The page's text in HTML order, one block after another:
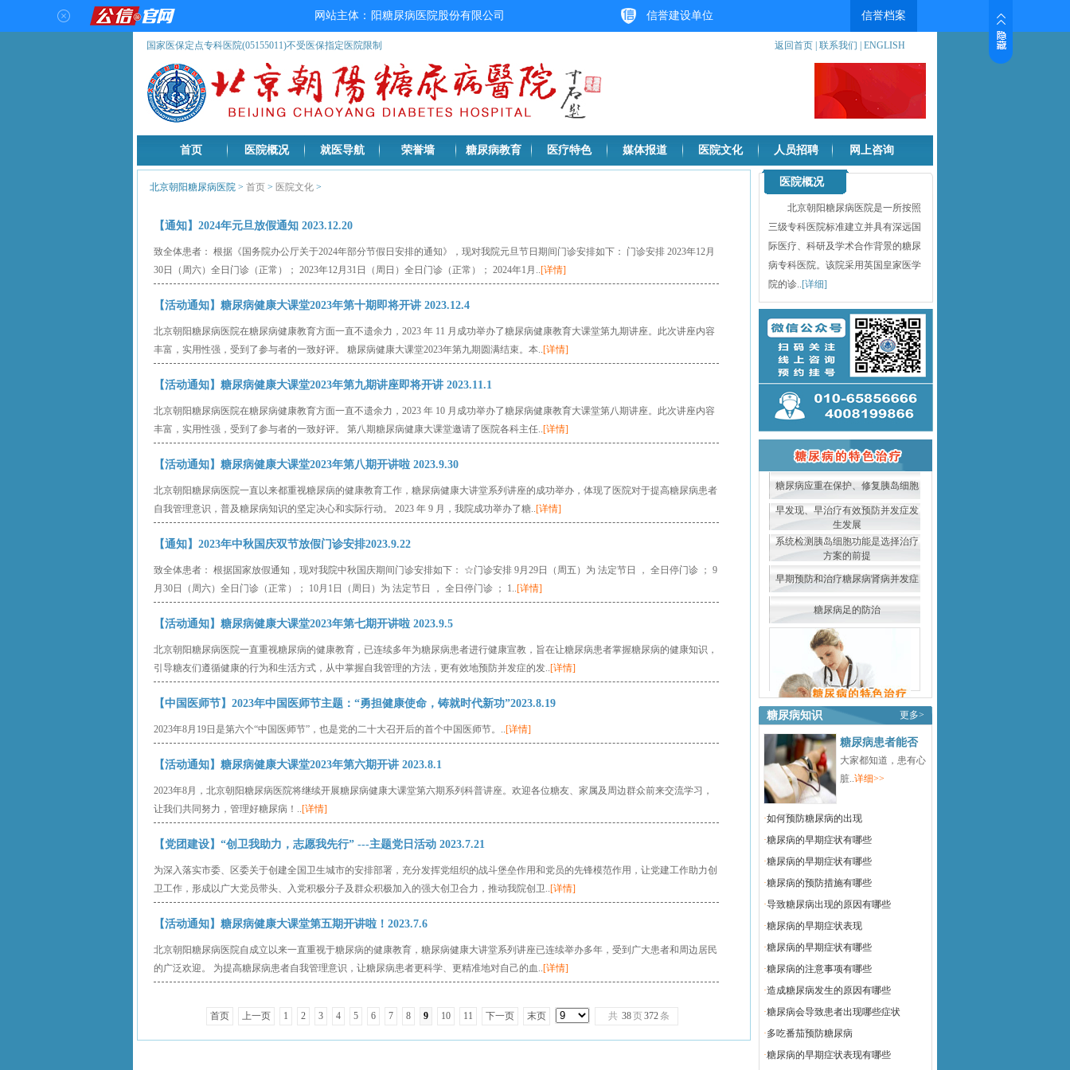
国家医保定点专科医院(05155011)不受医保指定医院限制 返回首页 联系我们 ENGLISH
首页 医院概况 就医导航 荣誉墙 糖尿病教育 医疗特色 媒体报道 医院文化 人员招聘 网上咨询
北京朝阳糖尿病医院 > 首页 > 医院文化 >
【通知】2024年元旦放假通知 2023.12.20
致全体患者： 根据《国务院办公厅关于2024年部分节假日安排的通知》，现对我院元旦节日期间门诊安排如下： 门诊安排 2023年12月
30日（周六）全日门诊（正常）； 2023年12月31日（周日）全日门诊（正常）； 2024年1月..[详情]
【活动通知】糖尿病健康大课堂2023年第十期即将开讲 2023.12.4
北京朝阳糖尿病医院在糖尿病健康教育方面一直不遗余力，2023 年 11 月成功举办了糖尿病健康教育大课堂第九期讲座。此次讲座内容
丰富，实用性强，受到了参与者的一致好评。 糖尿病健康大课堂2023年第九期圆满结束。本..[详情]
【活动通知】糖尿病健康大课堂2023年第九期讲座即将开讲 2023.11.1
北京朝阳糖尿病医院在糖尿病健康教育方面一直不遗余力，2023 年 10 月成功举办了糖尿病健康教育大课堂第八期讲座。此次讲座内容
丰富，实用性强，受到了参与者的一致好评。 第八期糖尿病健康大课堂邀请了医院各科主任..[详情]
【活动通知】糖尿病健康大课堂2023年第八期开讲啦 2023.9.30
北京朝阳糖尿病医院一直以来都重视糖尿病的健康教育工作，糖尿病健康大讲堂系列讲座的成功举办，体现了医院对于提高糖尿病患者
自我管理意识，普及糖尿病知识的坚定决心和实际行动。 2023 年 9 月，我院成功举办了糖..[详情]
【通知】2023年中秋国庆双节放假门诊安排2023.9.22
致全体患者： 根据国家放假通知，现对我院中秋国庆期间门诊安排如下： ☆门诊安排 9月29日（周五）为 法定节日 ， 全日停门诊 ； 9
月30日（周六）全日门诊（正常）； 10月1日（周日）为 法定节日 ， 全日停门诊 ； 1..[详情]
【活动通知】糖尿病健康大课堂2023年第七期开讲啦 2023.9.5
北京朝阳糖尿病医院一直重视糖尿病的健康教育，已连续多年为糖尿病患者进行健康宣教，旨在让糖尿病患者掌握糖尿病的健康知识，
引导糖友们遵循健康的行为和生活方式，从中掌握自我管理的方法，更有效地预防并发症的发..[详情]
【中国医师节】2023年中国医师节主题：“勇担健康使命，铸就时代新功”2023.8.19
2023年8月19日是第六个“中国医师节”，也是党的二十大召开后的首个中国医师节。..[详情]
【活动通知】糖尿病健康大课堂2023年第六期开讲 2023.8.1
2023年8月，北京朝阳糖尿病医院将继续开展糖尿病健康大课堂第六期系列科普讲座。欢迎各位糖友、家属及周边群众前来交流学习，
让我们共同努力，管理好糖尿病！..[详情]
【党团建设】“创卫我助力，志愿我先行” ---主题党日活动 2023.7.21
为深入落实市委、区委关于创建全国卫生城市的安排部署，充分发挥党组织的战斗堡垒作用和党员的先锋模范作用，让党建工作助力创
卫工作，形成以广大党员带头、入党积极分子及群众积极加入的强大创卫合力，推动我院创卫..[详情]
【活动通知】糖尿病健康大课堂第五期开讲啦！2023.7.6
北京朝阳糖尿病医院自成立以来一直重视于糖尿病的健康教育，糖尿病健康大讲堂系列讲座已连续举办多年，受到广大患者和周边居民
的广泛欢迎。 为提高糖尿病患者自我管理意识，让糖尿病患者更科学、更精准地对自己的血..[详情]
首页 上一页 1 2 3 4 5 6 7 8 9 10 11 下一页 末页 共 38页372条
医院概况
北京朝阳糖尿病医院是一所按照
三级专科医院标准建立并具有深远国
际医疗、科研及学术合作背景的糖尿
病专科医院。该院采用英国皇家医学
院的诊..[详细]
糖尿病应重在保护、修复胰岛细胞
早发现、早治疗有效预防并发症发
生发展
系统检测胰岛细胞功能是选择治疗
方案的前提
早期预防和治疗糖尿病肾病并发症
糖尿病足的防治
糖尿病知识 更多>
糖尿病患者能否
大家都知道，患有心
脏..详细>>
·如何预防糖尿病的出现
·糖尿病的早期症状有哪些
·糖尿病的早期症状有哪些
·糖尿病的预防措施有哪些
·导致糖尿病出现的原因有哪些
·糖尿病的早期症状表现
·糖尿病的早期症状有哪些
·糖尿病的注意事项有哪些
·造成糖尿病发生的原因有哪些
·糖尿病会导致患者出现哪些症状
·多吃番茄预防糖尿病
·糖尿病的早期症状表现有哪些